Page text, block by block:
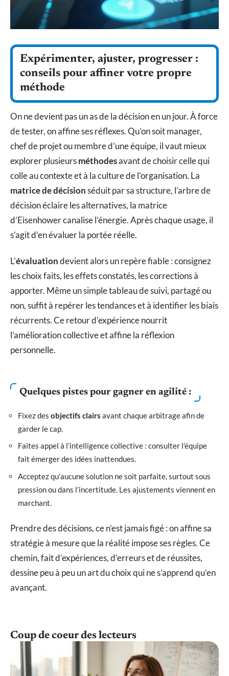
Expérimenter, ajuster, progresser :
conseils pour affiner votre propre
méthode
On ne devient pas un as de la décision en un jour. À force
de tester, on affine ses réflexes. Qu’on soit manager,
chef de projet ou membre d’une équipe, il vaut mieux
explorer plusieursméthodesavant de choisir celle qui
colle au contexte et à la culture de l’organisation. La
matrice de décisionséduit par sa structure, l’arbre de
décision éclaire les alternatives, la matrice
d’Eisenhower canalise l’énergie. Après chaque usage, il
s’agit d’en évaluer la portée réelle.
L’évaluationdevient alors un repère fiable : consignez
les choix faits, les effets constatés, les corrections à
apporter. Même un simple tableau de suivi, partagé ou
non, suffit à repérer les tendances et à identifier les biais
récurrents. Ce retour d’expérience nourrit
l’amélioration collective et affine la réflexion
personnelle.
Quelques pistes pour gagner en agilité :
Fixez des objectifs clairs avant chaque arbitrage afin de
garder le cap.
Faites appel à l’intelligence collective : consulter l’équipe
fait émerger des idées inattendues.
Acceptez qu’aucune solution ne soit parfaite, surtout sous
pression ou dans l’incertitude. Les ajustements viennent en
marchant.
Prendre des décisions, ce n’est jamais figé : on affine sa
stratégie à mesure que la réalité impose ses règles. Ce
chemin, fait d’expériences, d’erreurs et de réussites,
dessine peu à peu un art du choix qui ne s’apprend qu’en
avançant.
Coup de coeur des lecteurs